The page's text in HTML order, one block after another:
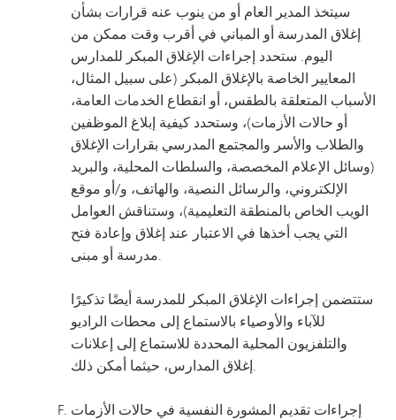
سيتخذ المدير العام أو من ينوب عنه قرارات بشأن
إغلاق المدرسة أو المباني في أقرب وقت ممكن من
اليوم. ستحدد إجراءات الإغلاق المبكر للمدارس
المعايير الخاصة بالإغلاق المبكر (على سبيل المثال،
الأسباب المتعلقة بالطقس، أو انقطاع الخدمات العامة،
أو حالات الأزمات)، وستحدد كيفية إبلاغ الموظفين
والطلاب والأسر والمجتمع المدرسي بقرارات الإغلاق
(وسائل الإعلام المخصصة، والسلطات المحلية، والبريد
الإلكتروني، والرسائل النصية، والهاتف، و/أو موقع
الويب الخاص بالمنطقة التعليمية)، وستناقش العوامل
التي يجب أخذها في الاعتبار عند إغلاق وإعادة فتح
مدرسة أو مبنى.
ستتضمن إجراءات الإغلاق المبكر للمدرسة أيضًا تذكيرًا
للآباء والأوصياء بالاستماع إلى محطات الراديو
والتلفزيون المحلية المحددة للاستماع إلى إعلانات
إغلاق المدارس، حيثما أمكن ذلك.
إجراءات تقديم المشورة النفسية في حالات الأزمات